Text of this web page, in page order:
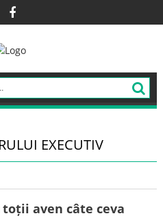
EXECUTIV
aven câte ceva